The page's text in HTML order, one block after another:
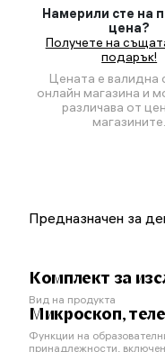
Намерили сте на
цена?
Получете на
подарък!
Цената е валидна
онлайн магазина и
различава от
магазините.
Предназначен за
Комплект за
Вид на продукта
Микроскоп,
Функции на
принадлежности,